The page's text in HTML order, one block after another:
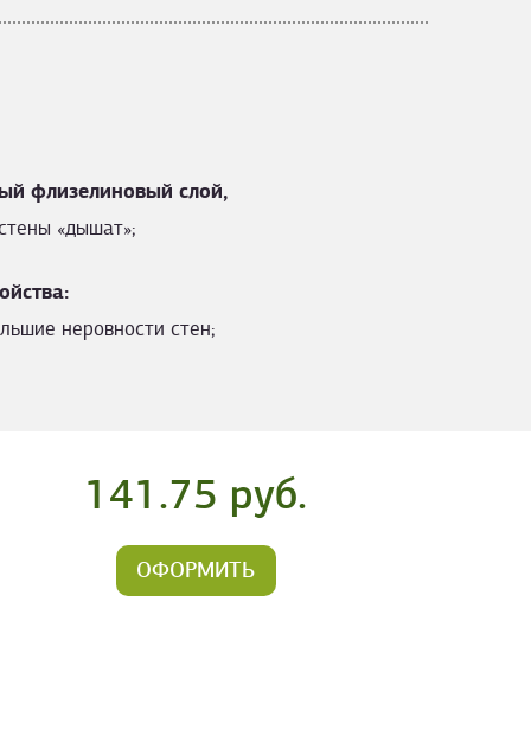
флизелиновый слой,
«дышат»;
неровности стен;
141.75 руб.
ОФОРМИТЬ